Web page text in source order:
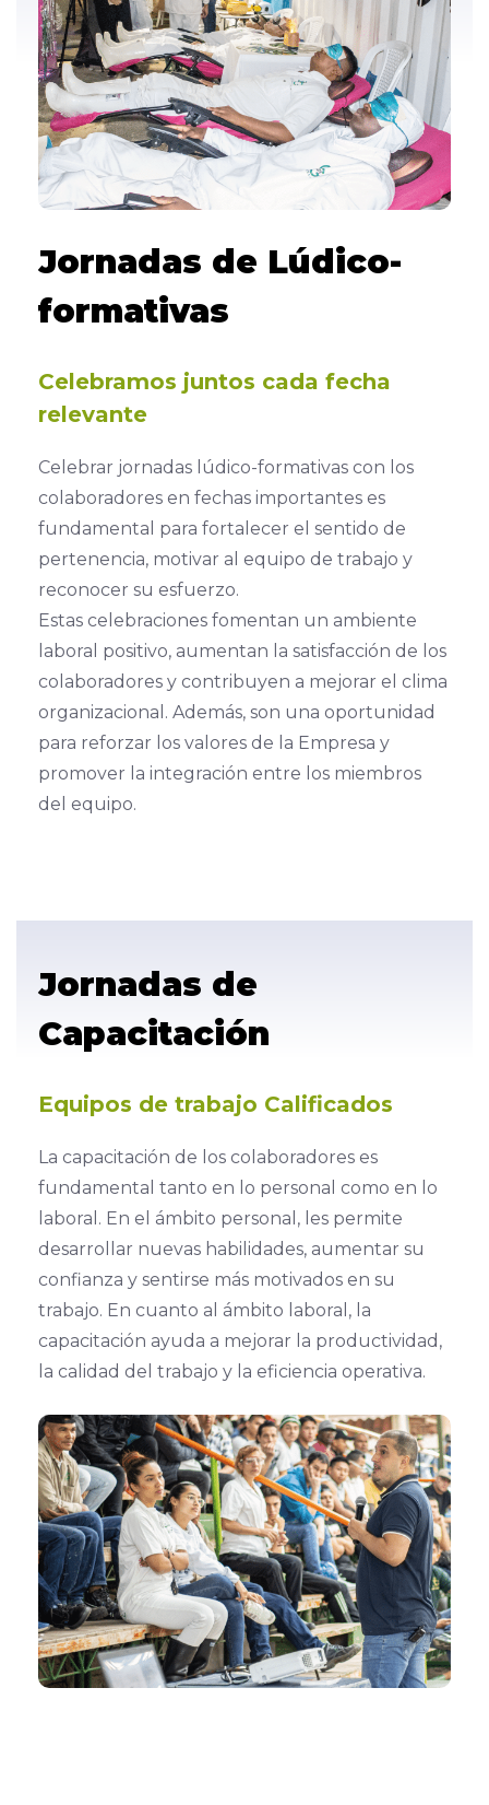
Jornadas de Lúdico-
formativas
Celebramos juntos cada fecha
relevante
Celebrar jornadas lúdico-formativas con los
colaboradores en fechas importantes es
fundamental para fortalecer el sentido de
pertenencia, motivar al equipo de trabajo y
reconocer su esfuerzo.
Estas celebraciones fomentan un ambiente
laboral positivo, aumentan la satisfacción de los
colaboradores y contribuyen a mejorar el clima
organizacional. Además, son una oportunidad
para reforzar los valores de la Empresa y
promover la integración entre los miembros
del equipo.
Jornadas de
Capacitación
Equipos de trabajo Calificados
La capacitación de los colaboradores es
fundamental tanto en lo personal como en lo
laboral. En el ámbito personal, les permite
desarrollar nuevas habilidades, aumentar su
confianza y sentirse más motivados en su
trabajo. En cuanto al ámbito laboral, la
capacitación ayuda a mejorar la productividad,
la calidad del trabajo y la eficiencia operativa.